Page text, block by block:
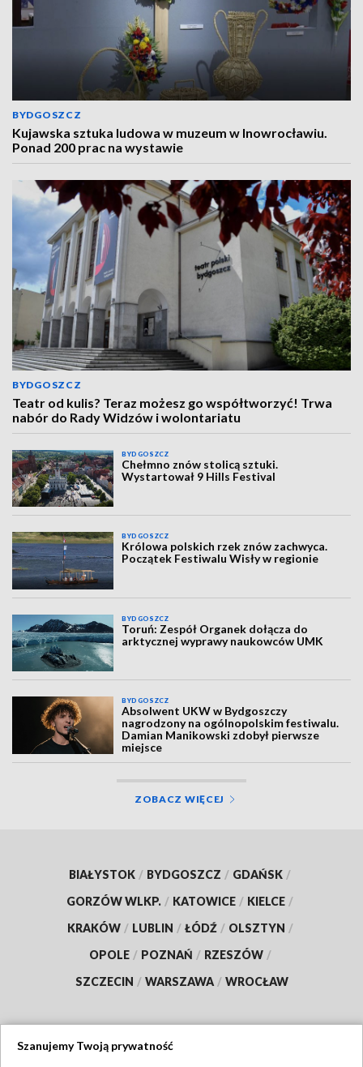
BYDGOSZCZ
Kujawska sztuka ludowa w muzeum w Inowrocławiu.
Ponad 200 prac na wystawie
BYDGOSZCZ
Teatr od kulis? Teraz możesz go współtworzyć! Trwa
nabór do Rady Widzów i wolontariatu
BYDGOSZCZ
Chełmno znów stolicą sztuki.
Wystartował 9 Hills Festival
BYDGOSZCZ
Królowa polskich rzek znów zachwyca.
Początek Festiwalu Wisły w regionie
BYDGOSZCZ
Toruń: Zespół Organek dołącza do
arktycznej wyprawy naukowców UMK
BYDGOSZCZ
Absolwent UKW w Bydgoszczy
nagrodzony na ogólnopolskim festiwalu.
Damian Manikowski zdobył pierwsze
miejsce
ZOBACZ WIĘCEJ
BIAŁYSTOK / BYDGOSZCZ / GDAŃSK /
GORZÓW WLKP. / KATOWICE / KIELCE /
KRAKÓW / LUBLIN / ŁÓDŹ / OLSZTYN /
OPOLE / POZNAŃ / RZESZÓW /
SZCZECIN / WARSZAWA / WROCŁAW
Szanujemy Twoją prywatność